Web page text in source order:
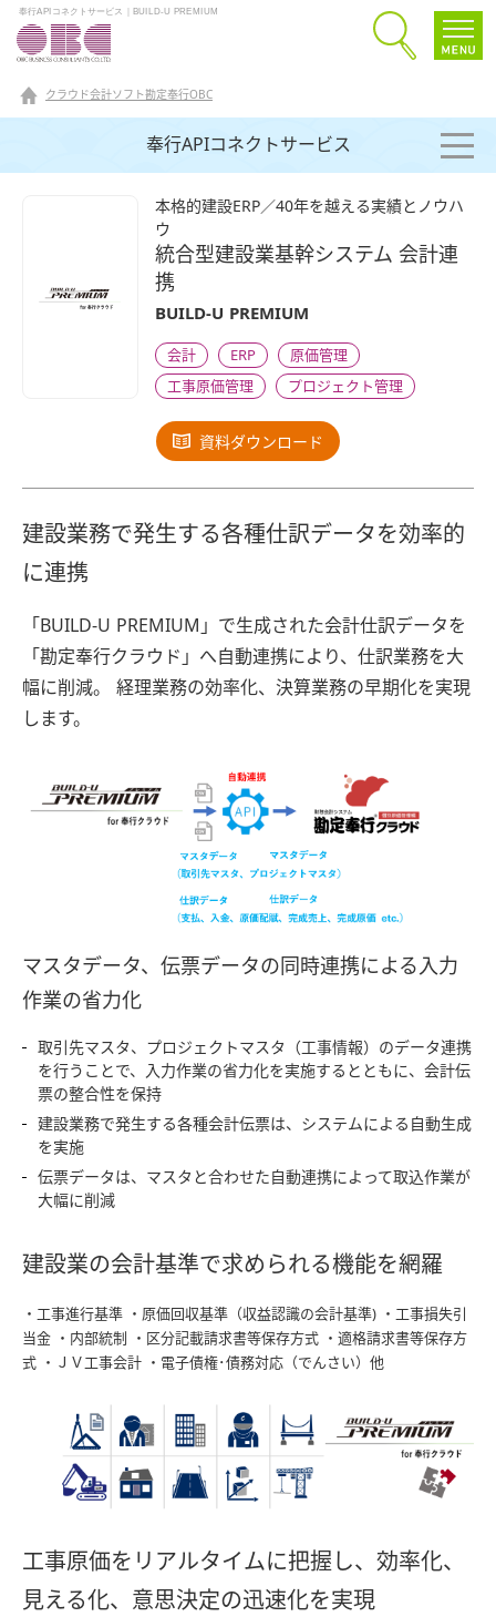
奉行APIコネクトサービス｜BUILD-U PREMIUM
クラウド会計ソフト勘定奉行OBC
奉行APIコネクトサービス
本格的建設ERP／40年を越える実績とノウハ
ウ
統合型建設業基幹システム 会計連
携
BUILD-U PREMIUM
会計 ERP 原価管理
工事原価管理 プロジェクト管理
資料ダウンロード
建設業務で発生する各種仕訳データを効率的
に連携
「BUILD-U PREMIUM」で生成された会計仕訳データを
「勘定奉行クラウド」へ自動連携により、仕訳業務を大
幅に削減。 経理業務の効率化、決算業務の早期化を実現
します。
マスタデータ、伝票データの同時連携による入力
作業の省力化
取引先マスタ、プロジェクトマスタ（工事情報）のデータ連携
を行うことで、入力作業の省力化を実施するとともに、会計伝
票の整合性を保持
建設業務で発生する各種会計伝票は、システムによる自動生成
を実施
伝票データは、マスタと合わせた自動連携によって取込作業が
大幅に削減
建設業の会計基準で求められる機能を網羅
・工事進行基準 ・原価回収基準（収益認識の会計基準) ・工事損失引
当金 ・内部統制 ・区分記載請求書等保存方式 ・適格請求書等保存方
式 ・ＪＶ工事会計 ・電子債権･債務対応（でんさい）他
工事原価をリアルタイムに把握し、効率化、
見える化、意思決定の迅速化を実現